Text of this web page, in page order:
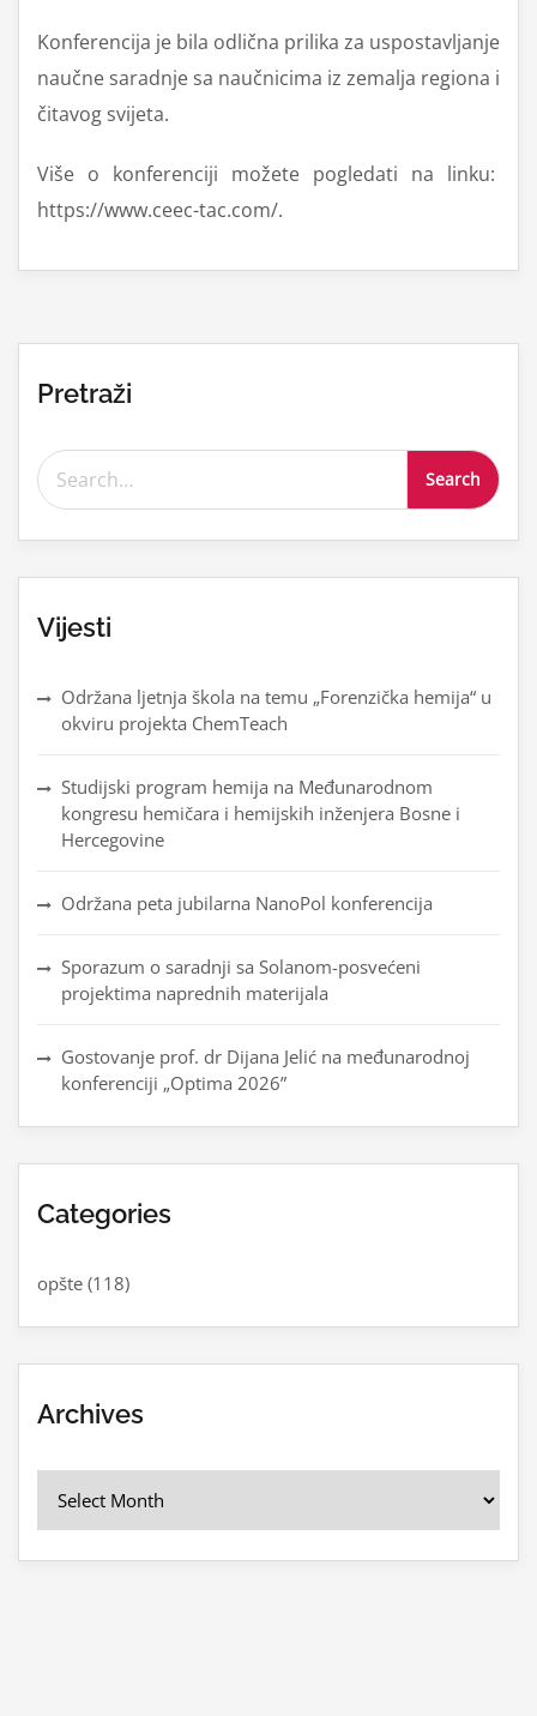
Konferencija je bila odlična prilika za uspostavljanje
naučne saradnje sa naučnicima iz zemalja regiona i
čitavog svijeta.
Više o konferenciji možete pogledati na linku:
https://www.ceec-tac.com/.
Pretraži
Search for:
Vijesti
Održana ljetnja škola na temu „Forenzička hemija“ u
okviru projekta ChemTeach
Studijski program hemija na Međunarodnom
kongresu hemičara i hemijskih inženjera Bosne i
Hercegovine
Održana peta jubilarna NanoPol konferencija
Sporazum o saradnji sa Solanom-posvećeni
projektima naprednih materijala
Gostovanje prof. dr Dijana Jelić na međunarodnoj
konferenciji „Optima 2026”
Categories
opšte (118)
Archives